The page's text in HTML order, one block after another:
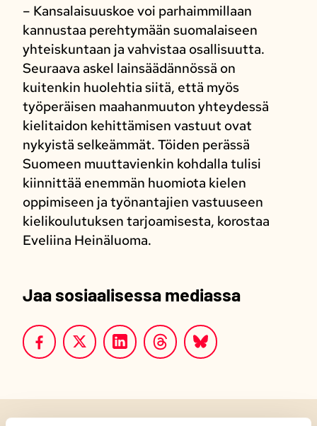
– Kansalaisuuskoe voi parhaimmillaan
kannustaa perehtymään suomalaiseen
yhteiskuntaan ja vahvistaa osallisuutta.
Seuraava askel lainsäädännössä on
kuitenkin huolehtia siitä, että myös
työperäisen maahanmuuton yhteydessä
kielitaidon kehittämisen vastuut ovat
nykyistä selkeämmät. Töiden perässä
Suomeen muuttavienkin kohdalla tulisi
kiinnittää enemmän huomiota kielen
oppimiseen ja työnantajien vastuuseen
kielikoulutuksen tarjoamisesta, korostaa
Eveliina Heinäluoma.
Jaa sosiaalisessa mediassa